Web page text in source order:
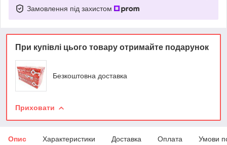
Замовлення під захистом
При купівлі цього товару отримайте подарунок
Безкоштовна доставка
Приховати
Опис Характеристики Доставка Оплата Умови